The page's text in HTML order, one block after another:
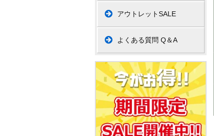
アウトレットSALE
よくある質問 Q＆A